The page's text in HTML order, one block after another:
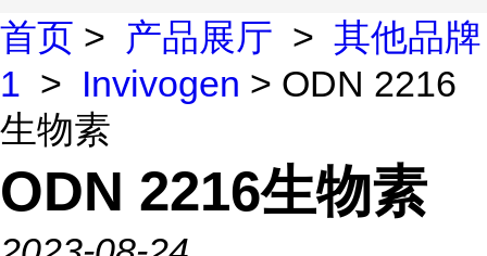
首页 > 产品展厅 > 其他品牌
1 > Invivogen > ODN 2216
生物素
ODN 2216生物素